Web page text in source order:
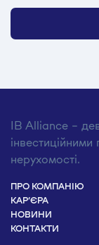
IB Alliance –
нерухомості.
ПРО КОМПАНІЮ
КАР’ЄРА
НОВИНИ
КОНТАКТИ